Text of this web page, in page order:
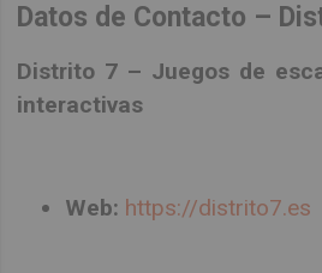
Datos de Contacto –
Distrito 7 – Juegos de
interactivas
Web: https://distrito7.es